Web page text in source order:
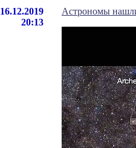
16.12.2019
20:13
Астрономы